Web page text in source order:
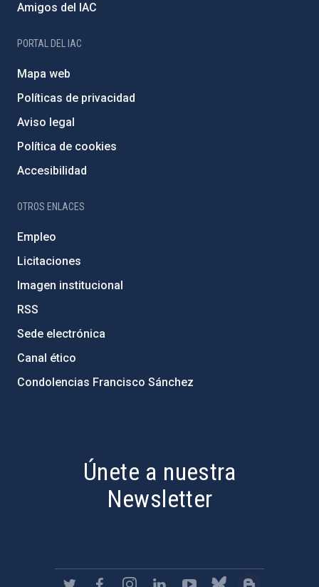
Amigos del IAC
PORTAL DEL IAC
Mapa web
Políticas de privacidad
Aviso legal
Política de cookies
Accesibilidad
OTROS ENLACES
Empleo
Licitaciones
Imagen institucional
RSS
Sede electrónica
Canal ético
Condolencias Francisco Sánchez
Únete a nuestra
Newsletter